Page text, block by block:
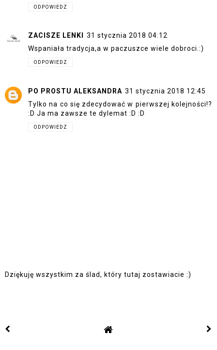
ODPOWIEDZ
ZACISZE LENKI
31 stycznia 2018 04:12
Wspaniała tradycja,a w paczuszce wiele dobroci.:)
ODPOWIEDZ
PO PROSTU ALEKSANDRA 31 stycznia 2018 12:45
Tylko na co się zdecydować w pierwszej kolejności!?
:D Ja ma zawsze te dylemat :D :D
ODPOWIEDZ
Dziękuję wszystkim za ślad, który tutaj zostawiacie :)